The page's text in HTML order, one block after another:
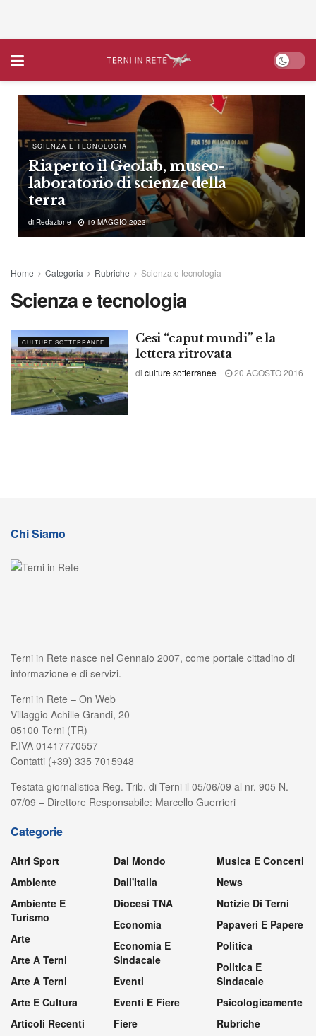
SCIENZA E TECNOLOGIA
Riaperto il Geolab, museo-
laboratorio di scienze della
terra
di Redazione 19 MAGGIO 2023
Home Categoria Rubriche Scienza e tecnologia
Scienza e tecnologia
CULTURE SOTTERRANEE
Cesi “caput mundi” e la
lettera ritrovata
di culture sotterranee 20 AGOSTO 2016
Chi Siamo
Terni in Rete nasce nel Gennaio 2007, come portale cittadino di
informazione e di servizi.
Terni in Rete – On Web
Villaggio Achille Grandi, 20
05100 Terni (TR)
P.IVA 01417770557
Contatti (+39) 335 7015948
Testata giornalistica Reg. Trib. di Terni il 05/06/09 al nr. 905 N.
07/09 – Direttore Responsabile: Marcello Guerrieri
Categorie
Altri Sport
Ambiente
Ambiente E
Turismo
Arte
Arte A Terni
Arte A Terni
Arte E Cultura
Articoli Recenti
Dal Mondo
Dall'Italia
Diocesi TNA
Economia
Economia E
Sindacale
Eventi
Eventi E Fiere
Fiere
Musica E Concerti
News
Notizie Di Terni
Papaveri E Papere
Politica
Politica E
Sindacale
Psicologicamente
Rubriche